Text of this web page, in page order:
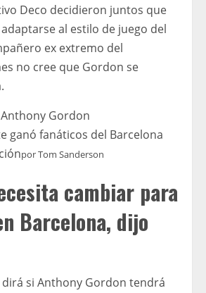
Deco decidieron juntos que
al estilo de juego del
ex extremo del
no cree que Gordon se
Gordon
ganó fanáticos del Barcelona
porTom Sanderson
cambiar para
Barcelona, ​​dijo
dirá si Anthony Gordon tendrá